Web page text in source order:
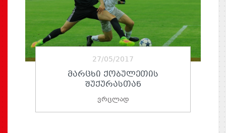
27/05/2017
ᲛᲐᲠᲪᲮᲘ ᲥᲝᲑᲣᲚᲔᲗᲘᲡ
ᲨᲣᲥᲣᲠᲐᲡᲗᲐᲜ
ვრცლად